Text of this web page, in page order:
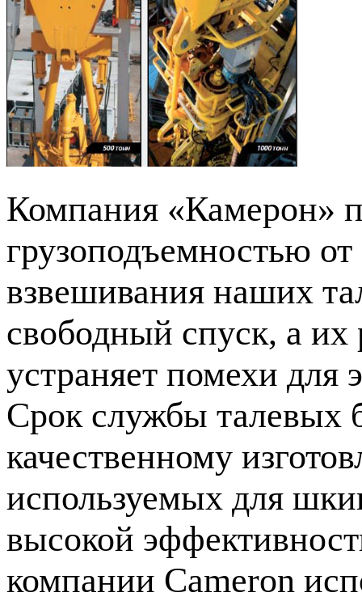
Компания «Камерон»
грузоподъемностью
взвешивания наших
свободный спуск, а их
устраняет помехи
Срок службы талевых
качественному
используемых для
высокой
компании Cameron